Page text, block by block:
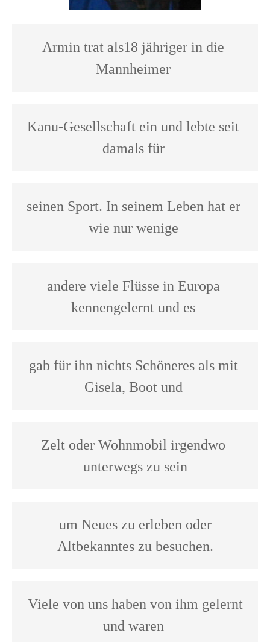
Armin trat als18 jähriger in die
Mannheimer
Kanu-Gesellschaft ein und lebte seit
damals für
seinen Sport. In seinem Leben hat er
wie nur wenige
andere viele Flüsse in Europa
kennengelernt und es
gab für ihn nichts Schöneres als mit
Gisela, Boot und
Zelt oder Wohnmobil irgendwo
unterwegs zu sein
Altbekanntes zu besuchen.
und waren